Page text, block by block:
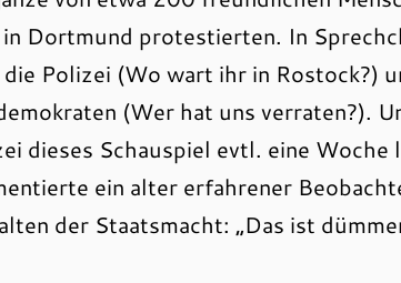
Dortmund protestierten. In
Polizei (Wo wart ihr in Rostock?)
(Wer hat uns verraten?).
dieses Schauspiel evtl. eine Woche
ein alter erfahrener
der Staatsmacht: „Das ist